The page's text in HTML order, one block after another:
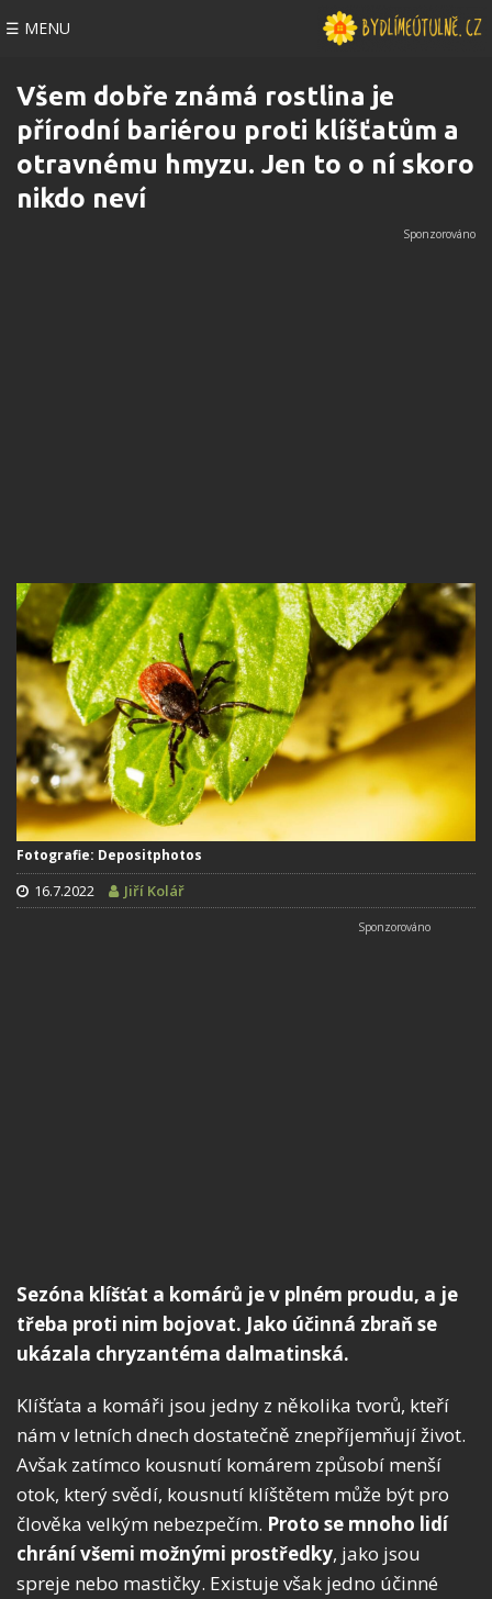
☰ MENU
Všem dobře známá rostlina je
přírodní bariérou proti klíšťatům a
otravnému hmyzu. Jen to o ní skoro
nikdo neví
Fotografie: Depositphotos
16.7.2022 Jiří Kolář
Sezóna klíšťat a komárů je v plném proudu, a je
třeba proti nim bojovat. Jako účinná zbraň se
ukázala chryzantéma dalmatinská.
Klíšťata a komáři jsou jedny z několika tvorů, kteří
nám v letních dnech dostatečně znepříjemňují život.
Avšak zatímco kousnutí komárem způsobí menší
otok, který svědí, kousnutí klíštětem může být pro
člověka velkým nebezpečím. Proto se mnoho lidí
chrání všemi možnými prostředky, jako jsou
spreje nebo mastičky. Existuje však jedno účinné